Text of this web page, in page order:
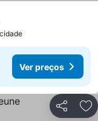
Ver preços
Partilhar